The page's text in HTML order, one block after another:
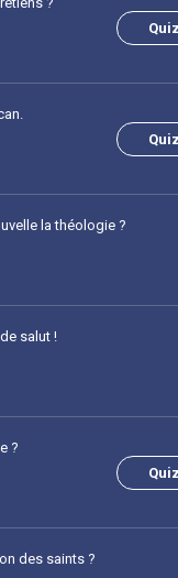
la théologie ?
salut !
?
des saints ?